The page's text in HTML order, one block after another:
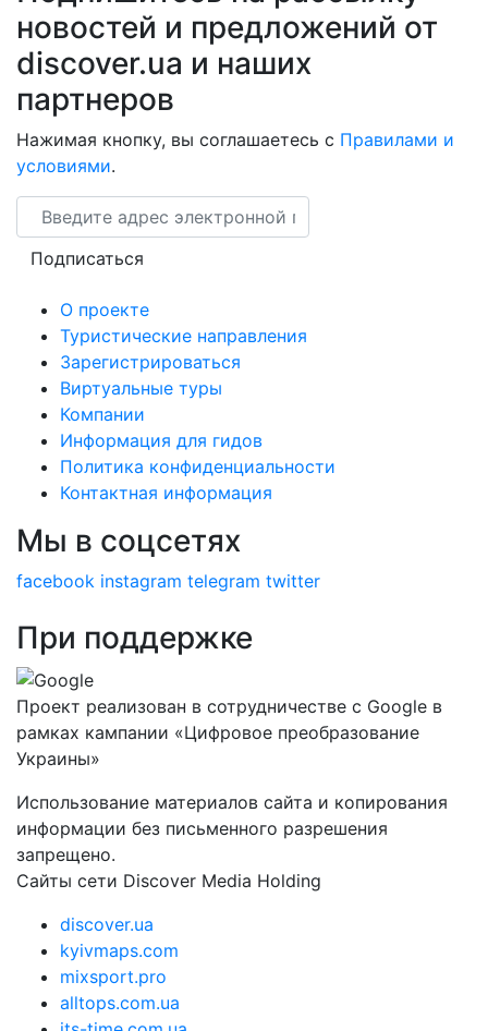
новостей и предложений от
discover.ua и наших
партнеров
Нажимая кнопку, вы соглашаетесь с Правилами и
условиями.
Email
Подписаться
О проекте
Туристические направления
Зарегистрироваться
Виртуальные туры
Компании
Информация для гидов
Политика конфиденциальности
Контактная информация
Мы в соцсетях
facebook instagram telegram twitter
При поддержке
Проект реализован в сотрудничестве с Google в
рамках кампании «Цифровое преобразование
Украины»
Использование материалов сайта и копирования
информации без письменного разрешения
запрещено.
Сайты сети Discover Media Holding
discover.ua
kyivmaps.com
mixsport.pro
alltops.com.ua